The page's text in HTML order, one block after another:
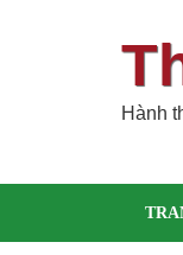
Hành